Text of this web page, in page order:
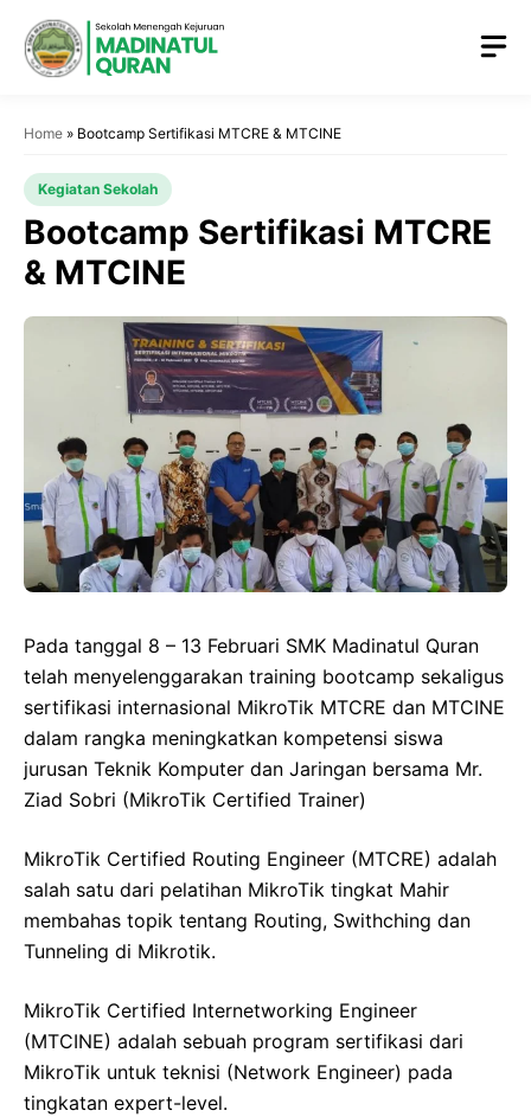
Home » Bootcamp Sertifikasi MTCRE & MTCINE
Kegiatan Sekolah
Bootcamp Sertifikasi MTCRE
& MTCINE
Pada tanggal 8 – 13 Februari SMK Madinatul Quran
telah menyelenggarakan training bootcamp sekaligus
sertifikasi internasional MikroTik MTCRE dan MTCINE
dalam rangka meningkatkan kompetensi siswa
jurusan Teknik Komputer dan Jaringan bersama Mr.
Ziad Sobri (MikroTik Certified Trainer)
MikroTik Certified Routing Engineer (MTCRE) adalah
salah satu dari pelatihan MikroTik tingkat Mahir
membahas topik tentang Routing, Swithching dan
Tunneling di Mikrotik.
MikroTik Certified Internetworking Engineer
(MTCINE) adalah sebuah program sertifikasi dari
MikroTik untuk teknisi (Network Engineer) pada
tingkatan expert-level.